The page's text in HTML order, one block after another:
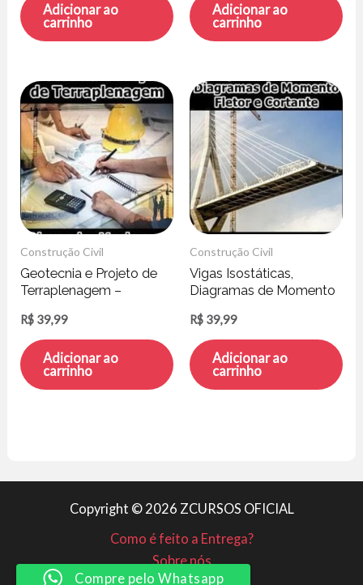
Adicionar ao
carrinho
Adicionar ao
carrinho
Construção Civil
Geotecnia e Projeto de
Terraplenagem –
R$ 39,99
Adicionar ao
carrinho
Construção Civil
Vigas Isostáticas,
Diagramas de Momento
Fabiano Meira
R$ 39,99
Adicionar ao
carrinho
Copyright © 2026 ZCURSOS OFICIAL
Como é feito a Entrega?
Sobre nós
Compre pelo Whatsapp